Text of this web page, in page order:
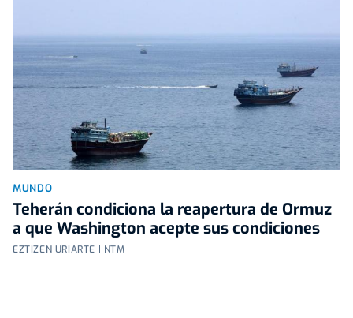
MUNDO
Teherán condiciona la reapertura de Ormuz
a que Washington acepte sus condiciones
EZTIZEN URIARTE | NTM